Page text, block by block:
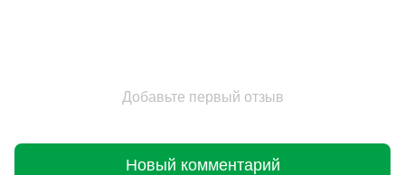
Добавьте первый отзыв
Новый комментарий